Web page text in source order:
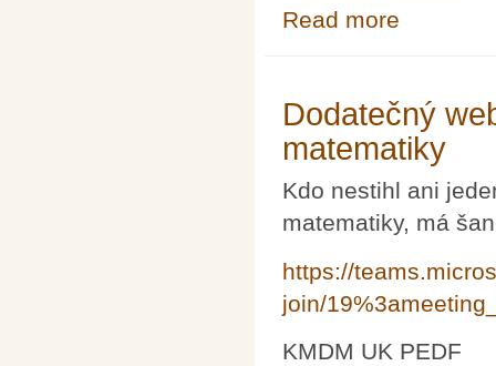
Read more
Dodatečný
matematiky
Kdo nestihl ani
matematiky, má
https://
join/
KMDM UK PEDF